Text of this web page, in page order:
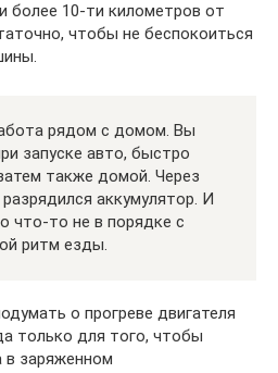
более 10-ти километров от
чтобы не беспокоиться
рядом с домом. Вы
запуске авто, быстро
также домой. Через
аккумулятор. И
что-то не в порядке с
ритм езды.
о прогреве двигателя
только для того, чтобы
в заряженном